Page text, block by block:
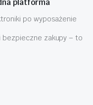
platforma
po wyposażenie
bezpieczne zakupy – to